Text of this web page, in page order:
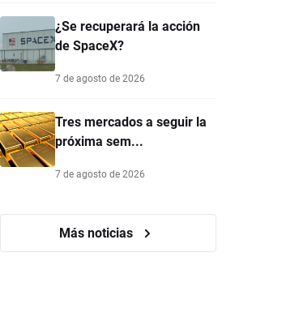
¿Se recuperará la acción
de SpaceX?
7 de agosto de 2026
Tres mercados a seguir la
próxima sem...
7 de agosto de 2026
Más noticias